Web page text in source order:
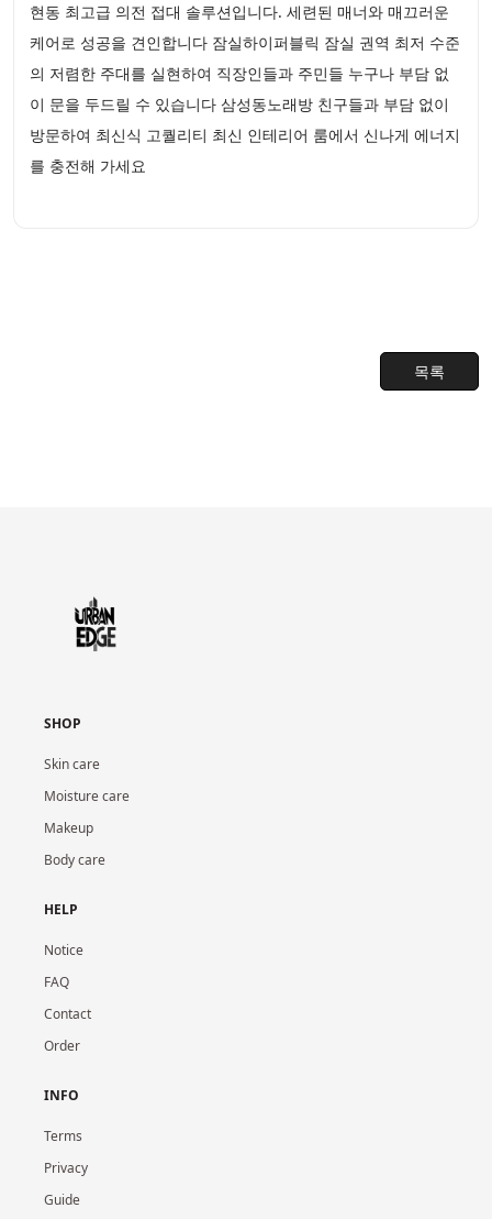
현동 최고급 의전 접대 솔루션입니다. 세련된 매너와 매끄러운
케어로 성공을 견인합니다 잠실하이퍼블릭 잠실 권역 최저 수준
의 저렴한 주대를 실현하여 직장인들과 주민들 누구나 부담 없
이 문을 두드릴 수 있습니다 삼성동노래방 친구들과 부담 없이
방문하여 최신식 고퀄리티 최신 인테리어 룸에서 신나게 에너지
를 충전해 가세요
목록
SHOP
Skin care
Moisture care
Makeup
Body care
HELP
Notice
FAQ
Contact
Order
INFO
Terms
Privacy
Guide